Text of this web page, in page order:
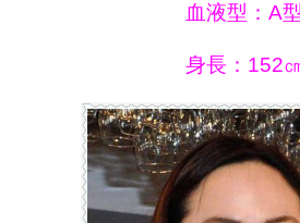
血液型：A型
身長：152